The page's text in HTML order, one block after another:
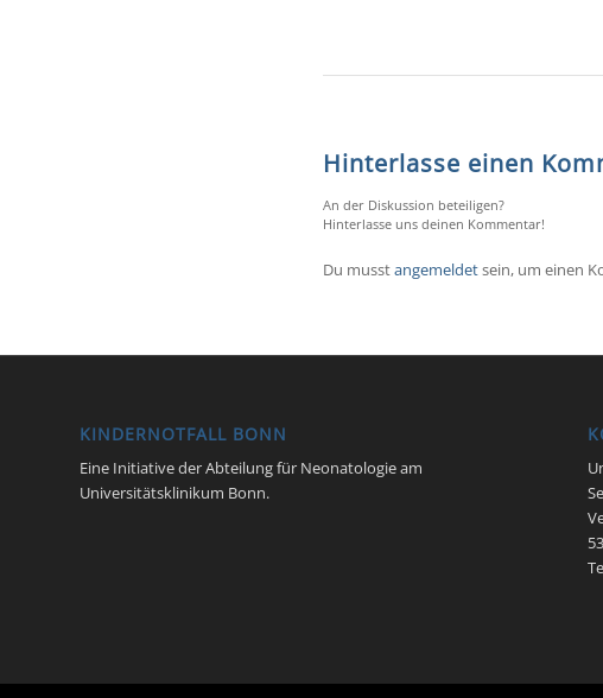
Hinterlasse einen
An der Diskussion beteiligen?
Hinterlasse uns deinen Kommentar!
Du musstangemeldetsein, um einen
KINDERNOTFALL BONN
Eine Initiative der Abteilung für Neonatologie am
Universitätsklinikum Bonn.